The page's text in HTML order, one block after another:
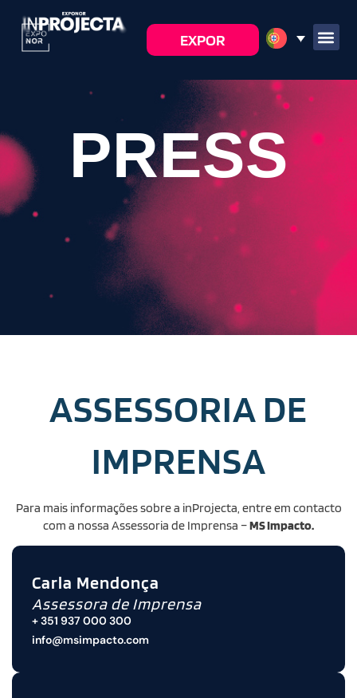
EXPOR
PRESS
ASSESSORIA DE
IMPRENSA
Para mais informações sobre a inProjecta, entre em contacto
com a nossa Assessoria de Imprensa –MS Impacto.
Carla Mendonça
Assessora de Imprensa
+ 351 937 000 300
info@msimpacto.com